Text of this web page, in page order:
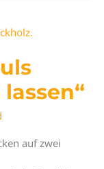
auf zwei